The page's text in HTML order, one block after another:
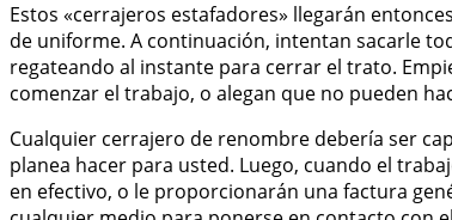
Estos «cerrajeros estafadores» llegarán
de uniforme. A continuación, intentan sacarle
regateando al instante para cerrar el trato.
comenzar el trabajo, o alegan que no pueden
Cualquier cerrajero de renombre debería ser
planea hacer para usted. Luego, cuando el
en efectivo, o le proporcionarán una factura